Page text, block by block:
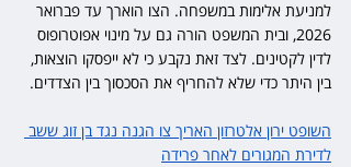
למניעת אלימות במשפחה. הצו הוארך עד פברואר
2026, ובית המשפט הורה גם על מינוי אפוטרופוס
לדין לקטינים. לצד זאת נקבע כי לא ייפסקו הוצאות,
בין היתר כדי שלא להחריף את הסכסוך בין הצדדים.
השופט ירון אלטרזון האריך צו הגנה נגד בן זוג ששב
לדירת המגורים לאחר פרידה